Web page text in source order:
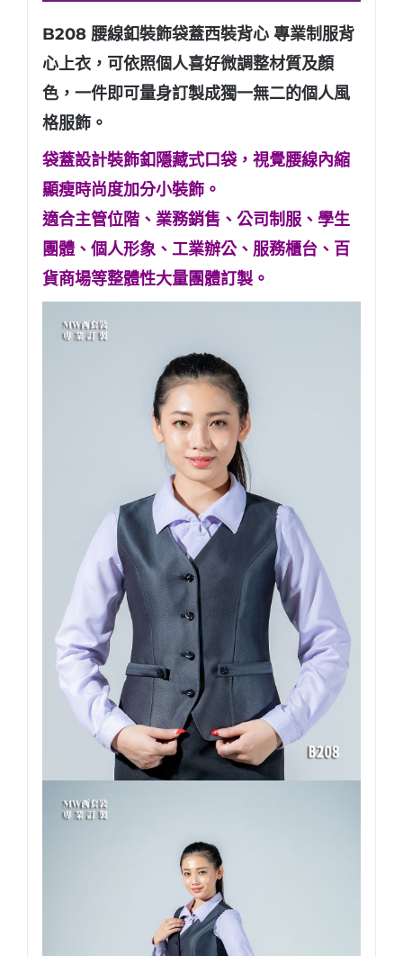
B208 腰線釦裝飾袋蓋西裝背心 專業制服背
心上衣，可依照個人喜好微調整材質及顏
色，一件即可量身訂製成獨一無二的個人風
格服飾。
袋蓋設計裝飾釦隱藏式口袋，視覺腰線內縮
顯瘦時尚度加分小裝飾。
適合主管位階、業務銷售、公司制服、學生
團體、個人形象、工業辦公、服務櫃台、百
貨商場等整體性大量團體訂製。